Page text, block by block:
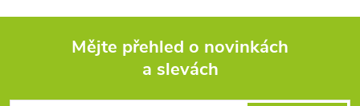
Mějte přehled o novinkách
a slevách